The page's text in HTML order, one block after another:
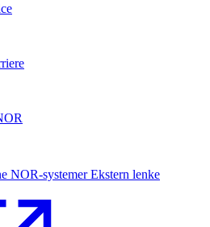
NOR-systemerEkstern lenke